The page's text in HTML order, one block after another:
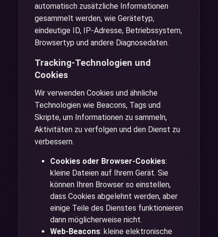
automatisch zusätzliche Informationen
gesammelt werden, wie Gerätetyp,
eindeutige ID, IP-Adresse, Betriebssystem,
Browsertyp und andere Diagnosedaten.
Tracking-Technologien und
Cookies
Wir verwenden Cookies und ähnliche
Technologien wie Beacons, Tags und
Skripte, um Informationen zu sammeln,
Aktivitäten zu verfolgen und den Dienst zu
verbessern.
Cookies oder Browser-Cookies:
kleine Dateien auf Ihrem Gerät. Sie
können Ihren Browser so einstellen,
dass Cookies abgelehnt werden, aber
einige Teile des Dienstes funktionieren
dann möglicherweise nicht.
Web-Beacons: kleine elektronische